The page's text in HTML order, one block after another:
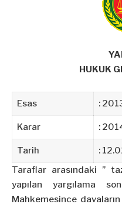
HUKUK
Esas :
Karar :
Tarih
:
Taraflar arasındaki ”
yapılan yargılama
Mahkemesince